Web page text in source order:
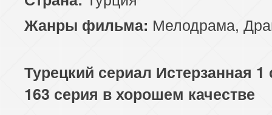
117 серия 118 серия
125 серия
126 серия 127 серия
129 серия
130 серия 131 серия
Жанры фильма: Мелодрама,
Турецкий сериал Истерзанная 1
163 серия в хорошем качестве